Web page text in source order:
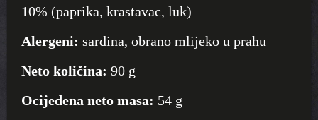
10% (paprika, krastavac, luk)
Alergeni: sardina, obrano mlijeko u prahu
Neto količina: 90 g
Ocijeđena neto masa: 54 g